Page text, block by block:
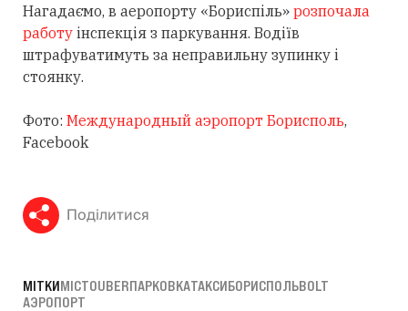
Нагадаємо, в аеропорту «Бориспіль» розпочала
работу інспекція з паркування. Водіїв
штрафуватимуть за неправильну зупинку і
стоянку.
Фото: Международный аэропорт Борисполь,
Facebook
Поділитися
МІТКИМІСТОUBERПАРКОВКАТАКСИБОРИСПОЛЬBOLT
АЭРОПОРТ